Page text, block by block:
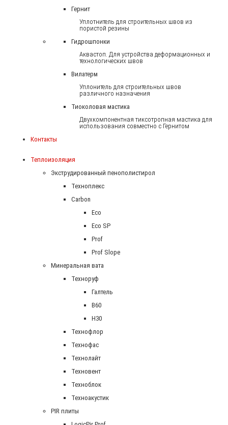
Гернит
Уплотнитель для строительных швов из
пористой резины
Гидрошпонки
Аквастоп. Для устройства деформационных и
технологических швов
Вилатерм
Уплонитель для строительных швов
различного назначения
Тиоколовая мастика
Двухкомпонентная тиксотропная мастика для
использования совместно с Гернитом
Контакты
Теплоизоляция
Экструдированный пенополистирол
Техноплекс
Carbon
Eco
Eco SP
Prof
Prof Slope
Минеральная вата
Техноруф
Галтель
В60
Н30
Технофлор
Технофас
Технолайт
Техновент
Техноблок
Техноакустик
PIR плиты